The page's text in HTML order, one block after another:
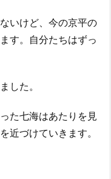
いけど、今の京平の
す。自分たちはずっ
した。
た七海はあたりを見
近づけていきます。